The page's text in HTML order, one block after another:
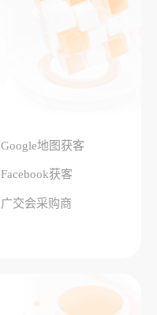
Google地图获客
Facebook获客
广交会采购商